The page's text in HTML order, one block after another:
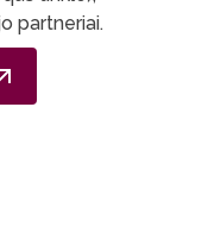
partneriai.